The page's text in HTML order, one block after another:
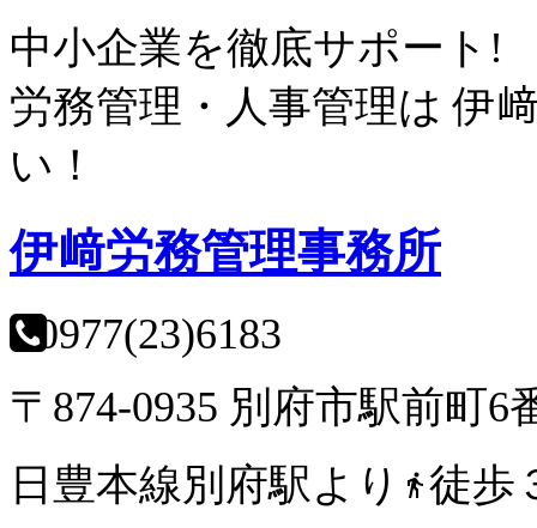
中小企業を徹底サポート!
労務管理・人事管理は伊
い！
伊﨑労務管理事務所
0977(23)6183
〒874-0935 別府市駅前町6
日豊本線別府駅より
 徒歩